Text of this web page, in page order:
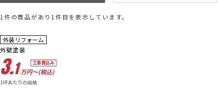
1件の商品があり1件目を表示しています。
外装リフォーム
外壁塗装
3.1 万円〜(税込)
工事費込み
1坪あたりの価格